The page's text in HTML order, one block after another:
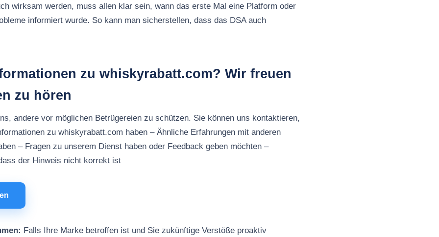
wirksam werden, muss allen klar sein, wann das erste Mal eine Platform oder
informiert wurde. So kann man sicherstellen, dass das DSA auch
zu whiskyrabatt.com? Wir freuen
zu hören
andere vor möglichen Betrügereien zu schützen. Sie können uns kontaktieren,
zu whiskyrabatt.com haben – Ähnliche Erfahrungen mit anderen
– Fragen zu unserem Dienst haben oder Feedback geben möchten –
der Hinweis nicht korrekt ist
Falls Ihre Marke betroffen ist und Sie zukünftige Verstöße proaktiv